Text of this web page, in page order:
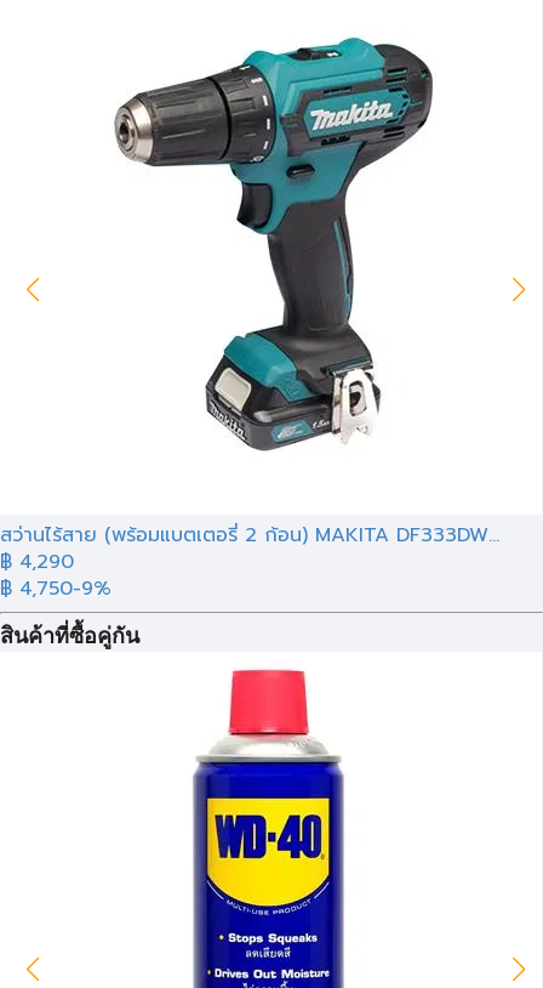
สว่านไร้สาย (พร้อมแบตเตอรี่ 2 ก้อน) MAKITA DF333DW...
฿ 4,290
฿ 4,750-9%
สินค้าที่ซื้อคู่กัน